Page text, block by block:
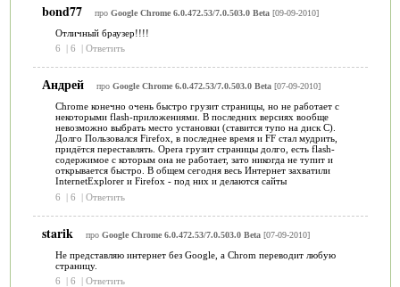
bond77 про Google Chrome 6.0.472.53/7.0.503.0 Beta[09-09-2010]
Отличный браузер!!!!
6
| 6 | Ответить
Андрей про Google Chrome 6.0.472.53/7.0.503.0 Beta[07-09-2010]
Chrome конечно очень быстро грузит страницы, но не работает с
некоторыми flash-приложениями. В последних версиях вообще
невозможно выбрать место установки (ставится тупо на диск С).
Долго Пользовался Firefox, в последнее время и FF стал мудрить,
придётся переставлять. Opera грузит страницы долго, есть flash-
содержимое с которым она не работает, зато никогда не тупит и
открывается быстро. В общем сегодня весь Интернет захватили
InternetExplorer и Firefox - под них и делаются сайты
6
| 6 | Ответить
starik про Google Chrome 6.0.472.53/7.0.503.0 Beta[07-09-2010]
Не представляю интернет без Google, а Chrom переводит любую
страницу.
6
| 6 | Ответить